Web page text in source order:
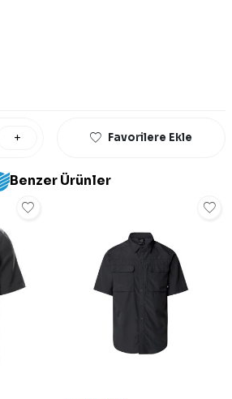
Favorilere Ekle
Benzer Ürünler